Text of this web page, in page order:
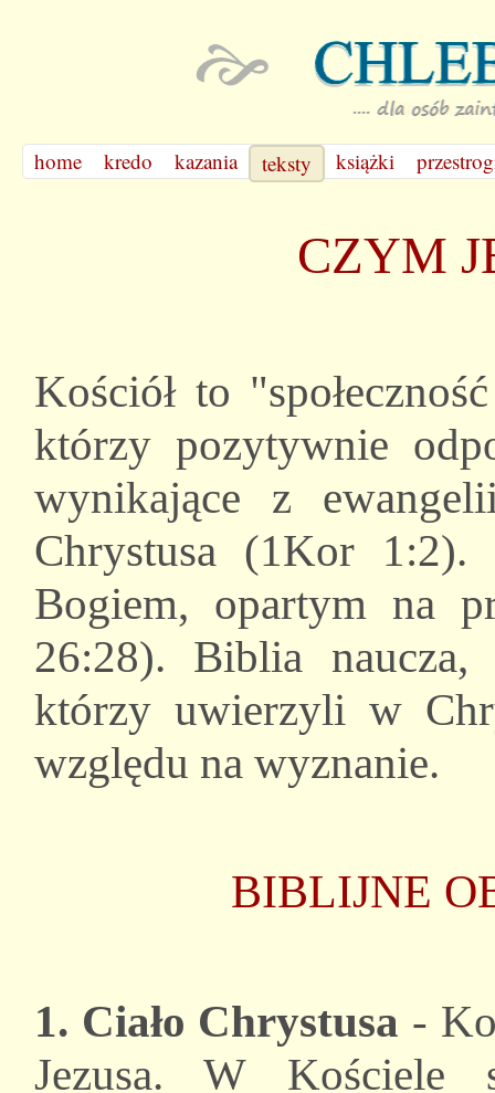
home kredo kazania teksty książki
CZYM
Kościół to
którzy pozytywnie
wynikające z
Chrystusa (1Kor
Bogiem, opartym na
26:28). Biblia
którzy uwierzyli w
względu na wyznanie.
BIBLIJNE
1. Ciało Chrystusa -
Jezusa. W Kościele